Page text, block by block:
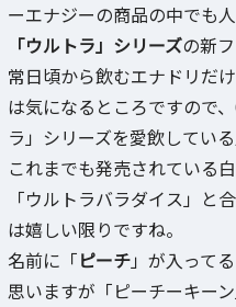
ーエナジーの商品の中でも
「ウルトラ」シリーズの新
常日頃から飲むエナドリだ
は気になるところですので
ラ」シリーズを愛飲してい
これまでも発売されている
「ウルトラバラダイス」と
は嬉しい限りですね。
名前に「ピーチ」が入って
思いますが「ピーチーキー